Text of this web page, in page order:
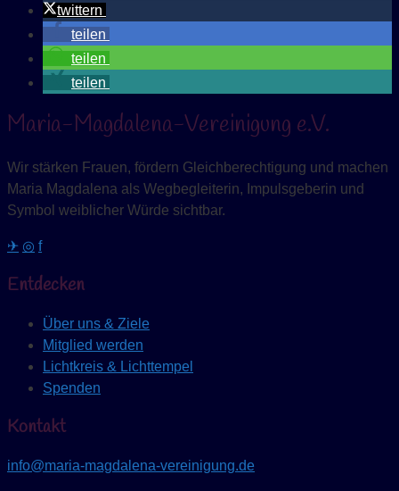
twittern
teilen
teilen
teilen
Maria-Magdalena-Vereinigung e.V.
Wir stärken Frauen, fördern Gleichberechtigung und machen
Maria Magdalena als Wegbegleiterin, Impulsgeberin und
Symbol weiblicher Würde sichtbar.
✈ ◎ f
Entdecken
Über uns & Ziele
Mitglied werden
Lichtkreis & Lichttempel
Spenden
Kontakt
info@maria-magdalena-vereinigung.de